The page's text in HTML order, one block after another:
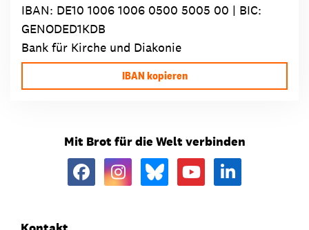
IBAN: DE10 1006 1006 0500 5005 00 | BIC:
GENODED1KDB
Bank für Kirche und Diakonie
IBAN kopieren
Mit Brot für die Welt verbinden